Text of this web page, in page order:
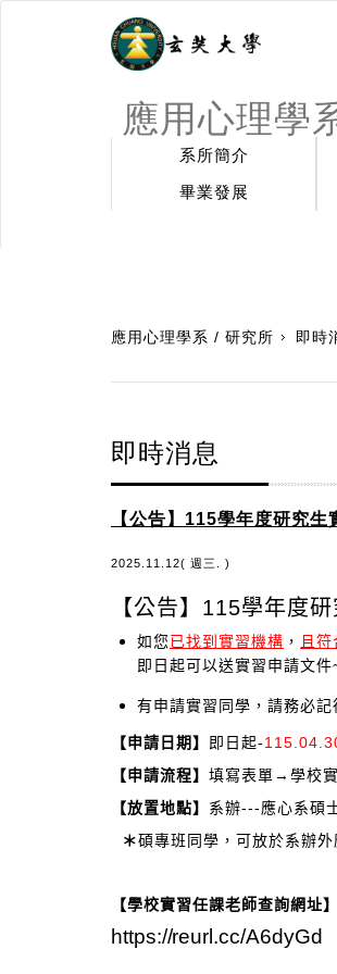
應用心理學
系所簡介
畢業發展
應用心理學系 / 研究所 即時
即時消息
【公告】115學年度研究生
2025.11.12( 週三. )
【公告】115學年度
如您已找到實習機構 ， 且
即日起可以送實習申請文件
有申請實習同學，請務必記
【申請日期】 即日起-
【申請流程】 填寫表單→學校
【放置地點】 系辦---應心系碩
＊碩專班同學，可放於系辦
【學校實習任課老師查詢網址】
https://reurl.cc/A6dyGd